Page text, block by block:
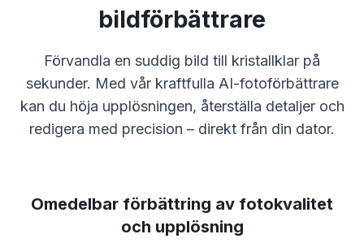
bildförbättrare
Förvandla en suddig bild till kristallklar på
sekunder. Med vår kraftfulla AI-fotoförbättrare
kan du höja upplösningen, återställa detaljer och
redigera med precision – direkt från din dator.
Omedelbar förbättring av fotokvalitet
och upplösning